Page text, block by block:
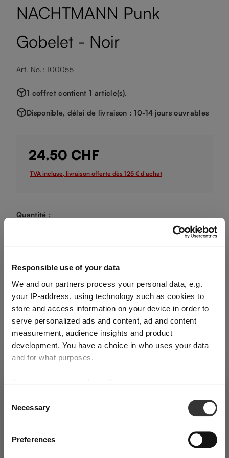
Responsible use of your data
We and our partners process your personal data, e.g.
your IP-address, using technology such as cookies to
store and access information on your device in order to
serve personalized ads and content, ad and content
measurement, audience insights and product
development. You have a choice in who uses your data
and for what purposes.
location which can be accurate to within several
Identify your device by actively scanning it for
Selection
Necessary
Preferences
NACHTMANN Punk
Gobelet - Noir
Art. No.: 100055
1 coffret contient 1 article(s).
Disponible, délai de livraison : 10-14 jours ouvrables
24.50 CHF
TVA incluse, livraison offerte dès 125 € d'achat
Quantité :
Quantité de produit : Entrez la quantité souhaitée ou
unité de vente.
Ajouter à la liste de souhaits
Add to compare
Entretien
Detected in
Prices, delivery times and duties on this store are set for
. Would you like your local store instead?